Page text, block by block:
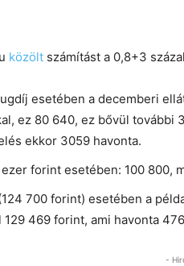
közölt számítást a 0,8+3
esetében a decemberi
ez 80 640, ez bővül
ekkor 3059 havonta.
ezer forint esetében: 100 800,
700 forint) esetében a
129 469 forint, ami havonta
-